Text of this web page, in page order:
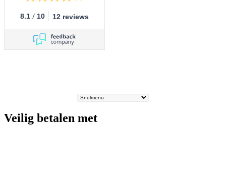
8.1 / 10 12 reviews
Veilig betalen met